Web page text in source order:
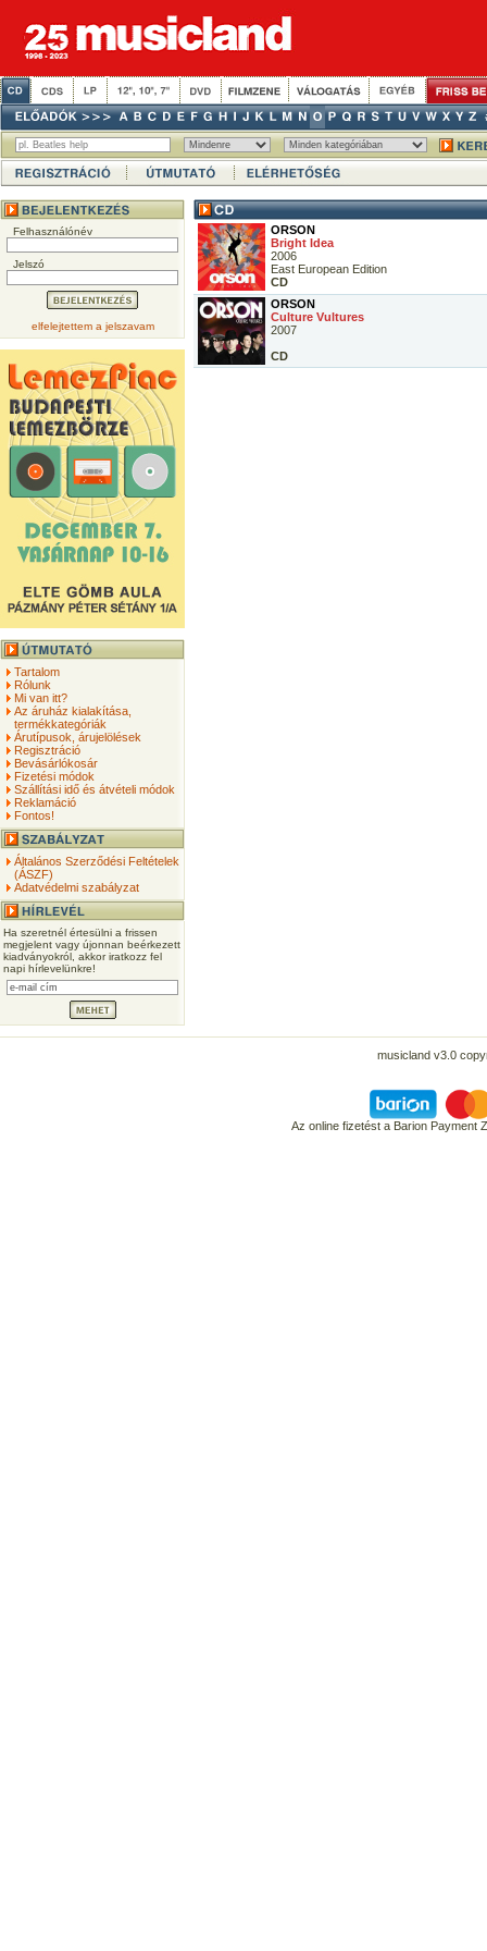
Felhasználónév
Jelszó
elfelejtettem a jelszavam
Tartalom
Rólunk
Mi van itt?
Az áruház kialakítása,
termékkategóriák
Árutípusok, árujelölések
Regisztráció
Bevásárlókosár
Fizetési módok
Szállítási idő és átvételi módok
Reklamáció
Fontos!
Általános Szerződési Feltételek
(ÁSZF)
Adatvédelmi szabályzat
Ha szeretnél értesülni a frissen
megjelent vagy újonnan beérkezett
kiadványokról, akkor iratkozz fel
napi hírlevelünkre!
ORSON
Bright Idea
2006
East European Edition
CD
ORSON
Culture Vultures
2007
CD
musicland v3.0
Az online fizetést a Barion Payment